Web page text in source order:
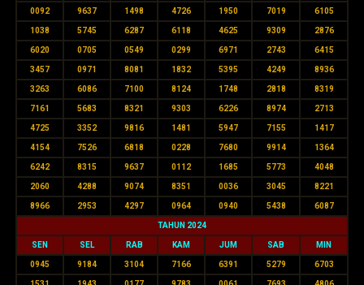
0092 9637 1498 4726 1950 7019 6105
1038 5745 6287 6118 4625 9309 2876
6020 0705 0549 0299 6971 2743 6415
3457 0971 8081 1832 5395 4249 8936
3263 6086 7100 8124 1748 2818 8319
7161 5683 8321 9303 6226 8974 2713
4725 3352 9816 1481 5947 7155 1417
4154 7526 6818 0228 7680 9914 1364
6242 8315 9637 0112 1685 5773 4048
2060 4288 9074 8351 0036 3045 8221
8966 2953 4297 0964 0940 5438 6087
TAHUN 2024
SEN SEL RAB KAM JUM SAB MIN
0945 9184 3104 7166 6391 5279 6703